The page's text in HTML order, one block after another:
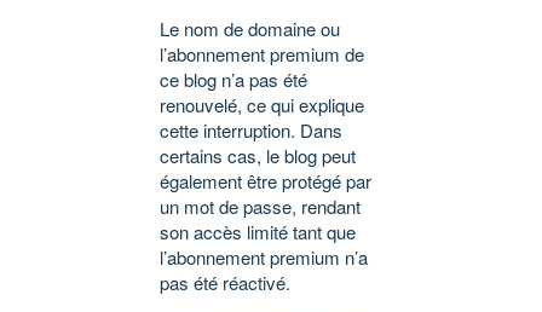
Le nom de domaine ou
l’abonnement premium de
ce blog n’a pas été
renouvelé, ce qui explique
cette interruption. Dans
certains cas, le blog peut
également être protégé par
un mot de passe, rendant
son accès limité tant que
l’abonnement premium n’a
pas été réactivé.